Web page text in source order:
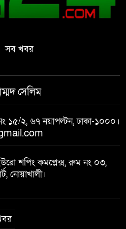
করতে মতবিনিময় সভা
হাতে ধর্ষণের শিকার স্কুলছাত্রী
গভীর রাতে চাচীর ঘরে ভাতিজা,
কেটে উধাও চাচী
র‌্যাবের অভিযান: ২
হত্যা মামলার আসামিসহ
৪
বাসি খাবার বিক্রির অভিযোগ, দুই
সব খবর
সেলিম
১৫/২, ৬৭ নয়াপল্টন, ঢাকা-১০০০।
শপিং কমপ্লেক্স, রুম নং ০৩,
নোয়াখালী।